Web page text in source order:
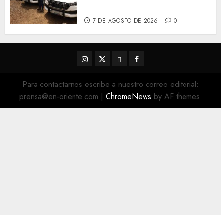
7 DE AGOSTO DE 2026 0
Instagram
TwitterThreadsFacebook
Para contactarnos escribe a nuestro correo editorial:
prensa@en-oriente.com | ChromeNews by AF themes.